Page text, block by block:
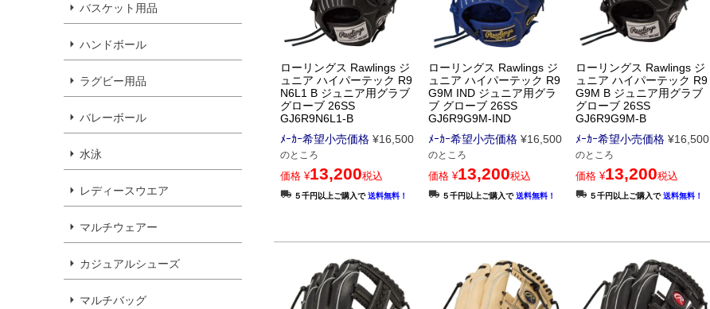
バスケット用品
ハンドボール
ラグビー用品
バレーボール
水泳
レディースウエア
マルチウェアー
カジュアルシューズ
マルチバッグ
ローリングス Rawlings ジ
ュニア ハイパーテック R9
N6L1 B ジュニア用グラブ
グローブ 26SS
GJ6R9N6L1-B
ﾒｰｶｰ希望小売価格 ¥16,500
のところ
価格 ¥13,200税込
５千円以上ご購入で送料無料！
ローリングス Rawlings ジ
ュニア ハイパーテック R9
G9M IND ジュニア用グラ
ブ グローブ 26SS
GJ6R9G9M-IND
ﾒｰｶｰ希望小売価格 ¥16,500
のところ
価格 ¥13,200税込
５千円以上ご購入で送料無料！
ローリングス Rawlings ジ
ュニア ハイパーテック R9
G9M B ジュニア用グラブ
グローブ 26SS
GJ6R9G9M-B
ﾒｰｶｰ希望小売価格 ¥16,500
のところ
価格 ¥13,200税込
５千円以上ご購入で送料無料！